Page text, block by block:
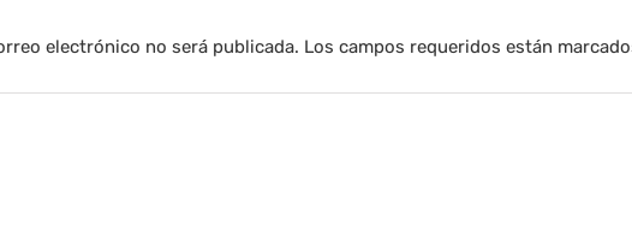
electrónico no será publicada. Los campos requeridos están